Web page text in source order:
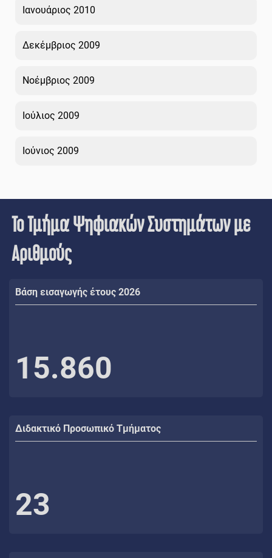
Ιανουάριος 2010
Δεκέμβριος 2009
Νοέμβριος 2009
Ιούλιος 2009
Ιούνιος 2009
Το Τμήμα Ψηφιακών Συστημάτων με
Αριθμούς
Βάση εισαγωγής έτους 2026
15.860
Διδακτικό Προσωπικό Τμήματος
23